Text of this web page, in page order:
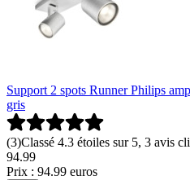
Support 2 spots Runner Philips
gris
(3)Classé 4.3 étoiles sur 5, 3 avis
94.99
Prix : 94.99 euros